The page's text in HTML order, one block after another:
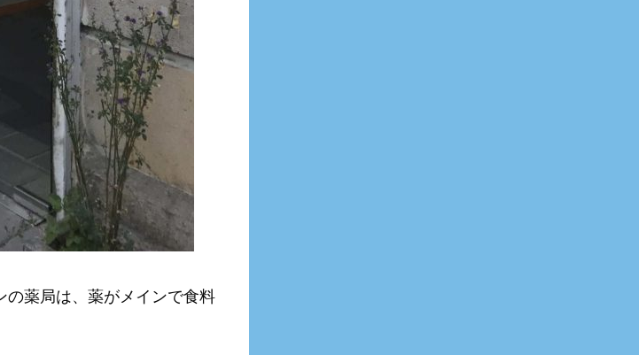
の薬局は、薬がメインで食料